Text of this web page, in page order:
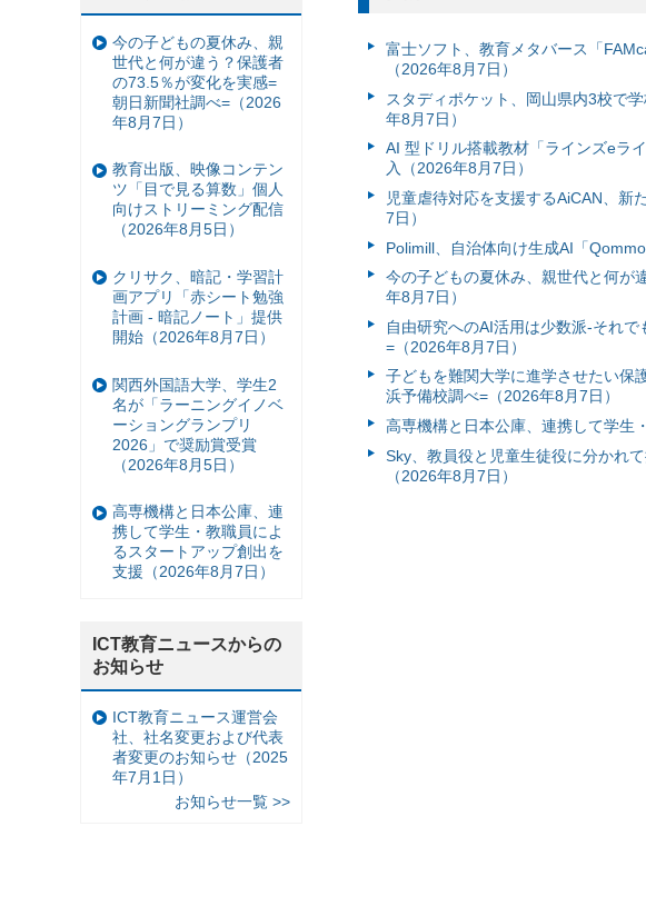
富⼠ソフト、教育メタバース「
（2026年8月7日）
スタディポケット、岡山県内3校で
年8月7日）
AI 型ドリル搭載教材「ラインズeラ
入（2026年8月7日）
児童虐待対応を支援するAiCAN、新
7日）
Polimill、自治体向け生成AI「
今の子どもの夏休み、親世代と何が
年8月7日）
自由研究へのAI活用は少数派-それ
=（2026年8月7日）
子どもを難関大学に進学させたい保
浜予備校調べ=（2026年8月7日）
高専機構と日本公庫、連携して学生
Sky、教員役と児童生徒役に分かれ
（2026年8月7日）
今の子どもの夏休み、親
世代と何が違う？保護者
の73.5％が変化を実感=
朝日新聞社調べ=（2026
年8月7日）
教育出版、映像コンテン
ツ「目で見る算数」個人
向けストリーミング配信
（2026年8月5日）
クリサク、暗記・学習計
画アプリ「赤シート勉強
計画 - 暗記ノート」提供
開始（2026年8月7日）
関西外国語大学、学生2
名が「ラーニングイノベ
ーショングランプリ
2026」で奨励賞受賞
（2026年8月5日）
高専機構と日本公庫、連
携して学生・教職員によ
るスタートアップ創出を
支援（2026年8月7日）
ICT教育ニュースからの
お知らせ
ICT教育ニュース運営会
社、社名変更および代表
者変更のお知らせ（2025
年7月1日）
お知らせ一覧 >>